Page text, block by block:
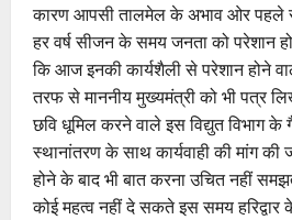
कारण आपसी तालमेल के अभाव ओर पहले
हर वर्ष सीजन के समय जनता को परेशान
कि आज इनकी कार्यशैली से परेशान होने
तरफ से माननीय मुख्यमंत्री को भी पत्र
छवि धूमिल करने वाले इस विद्युत विभाग के
स्थानांतरण के साथ कार्यवाही की मांग
होने के बाद भी बात करना उचित नहीं
कोई महत्व नहीं दे सकते इस समय हरिद्वार